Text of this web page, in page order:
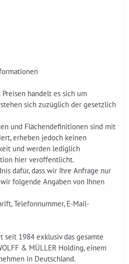
handelt es sich um
sich zuzüglich der gesetzlich
und Flächendefinitionen sind mit
erheben jedoch keinen
und werden lediglich
hier veröffentlicht.
dafür, dass wir Ihre Anfrage nur
folgende Angaben von Ihnen
Telefonnummer, E-Mail-
seit 1984 exklusiv das gesamte
& MÜLLER Holding, einem
in Deutschland.